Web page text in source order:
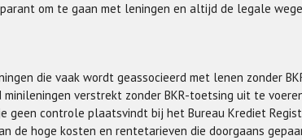
om te gaan met leningen en altijd de legale
die vaak wordt geassocieerd met lenen zonder
verstrekt zonder BKR-toetsing uit te
geen controle plaatsvindt bij het Bureau Krediet
de hoge kosten en rentetarieven die doorgaans